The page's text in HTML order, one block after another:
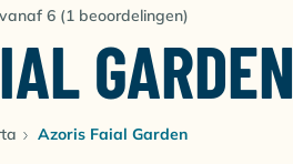
6 (1 beoordelingen)
GARDEN
Azoris Faial Garden